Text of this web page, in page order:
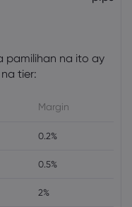
pamilihan na ito ay
tier:
Margin
0.2%
0.5%
2%